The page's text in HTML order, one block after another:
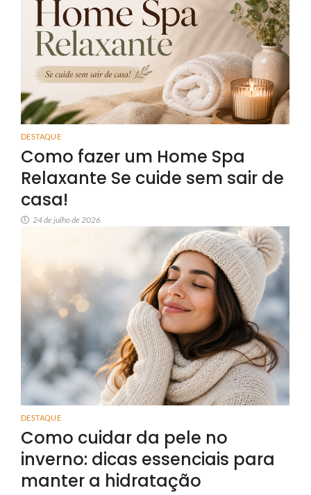
DESTAQUE
Como fazer um Home Spa
Relaxante Se cuide sem sair de
casa!
24 de julho de 2026
DESTAQUE
Como cuidar da pele no
inverno: dicas essenciais para
manter a hidratação